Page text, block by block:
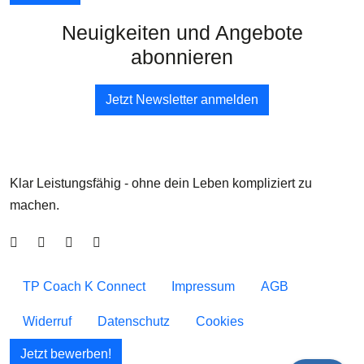
Neuigkeiten und Angebote
abonnieren
Jetzt Newsletter anmelden
Klar Leistungsfähig - ohne dein Leben kompliziert zu
machen.
TP Coach K Connect Impressum AGB
Widerruf Datenschutz Cookies
Jetzt bewerben!